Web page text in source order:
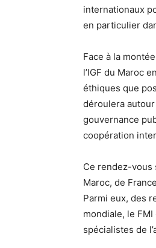
internationaux
en particulier
Face à la
l’IGF du Maroc
éthiques que
déroulera
gouvernance
coopération
Ce rendez-vous
Maroc, de
Parmi eux, des
mondiale, le
spécialistes de